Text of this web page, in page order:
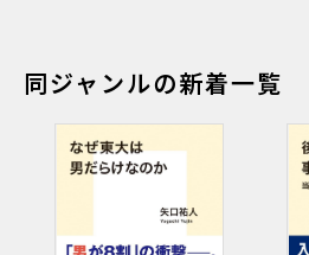
同ジャンルの新着一覧